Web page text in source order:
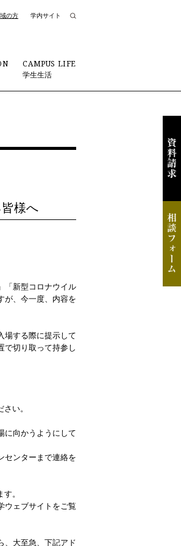
の方 学内サイト
CAMPUS LIFE
学生生活
様へ
「新型コロナウイル
が、今一度、内容を
場する際に提示して
で切り取って持参し
い。
に向かうようにして
センターまで連絡を
。
ウェブサイトをご覧
、大至急、下記アド